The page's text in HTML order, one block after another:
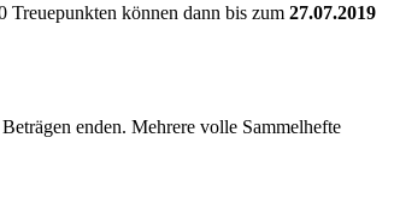
können dann bis zum 27.07.2019
enden. Mehrere volle Sammelhefte